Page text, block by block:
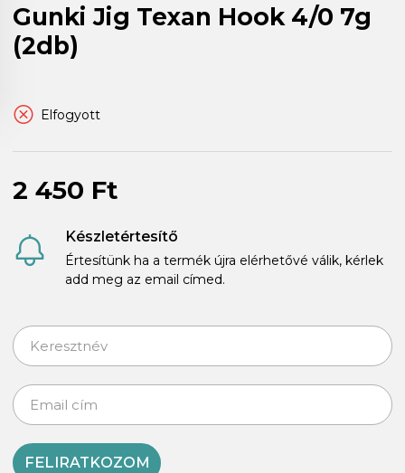
Gunki Jig Texan Hook 4/0 7g
(2db)
Elfogyott
2 450 Ft
Készletértesítő
Értesítünk ha a termék újra elérhetővé válik, kérlek
add meg az email címed.
FELIRATKOZOM